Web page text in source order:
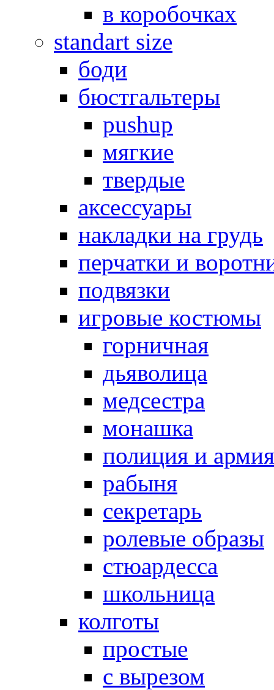
в коробочках
standart size
боди
бюстгальтеры
pushup
мягкие
твердые
аксессуары
накладки на грудь
перчатки и
подвязки
игровые костюмы
горничная
дьяволица
медсестра
монашка
полиция и армия
рабыня
секретарь
ролевые образы
стюардесса
школьница
колготы
простые
с вырезом